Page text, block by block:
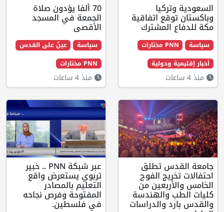
اتفاقية
70 ألفا يؤدون صلاة
الجمعة في المسجد
الأقصى
سياسة
عينٌ على القدس
PNN مختارات
تطلق
الفوج
من
عبر شبكة PNN .. خبير
تربوي يستعرض واقع
التعليم بالمصادر
المفتوحة وفرص نجاحه
في فلسطين.